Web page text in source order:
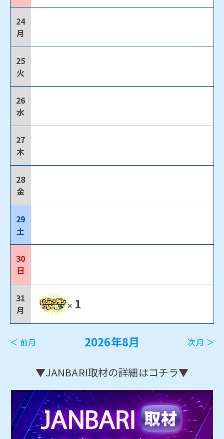
24
月
25
火
26
水
27
木
28
金
29
土
30
日
31
月
✕ 1
＜ 前月 2026年8月 次月 ＞
▼JANBARI取材の詳細はコチラ▼